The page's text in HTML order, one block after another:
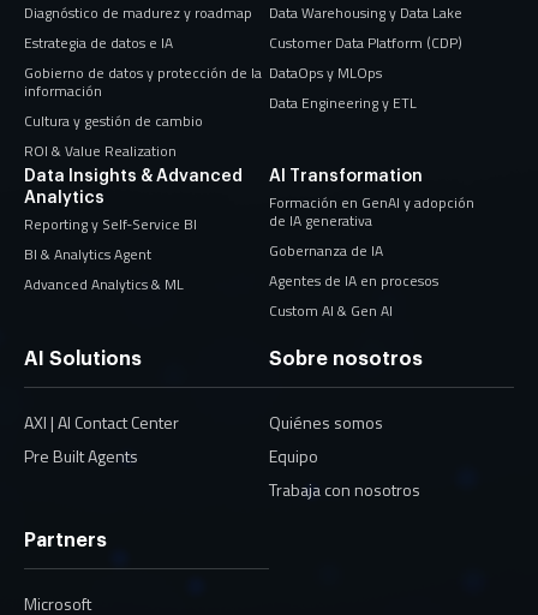
Diagnóstico de madurez y roadmap
Estrategia de datos e IA
Gobierno de datos y protección de la
información
Cultura y gestión de cambio
ROI & Value Realization
Data Warehousing y Data Lake
Customer Data Platform (CDP)
DataOps y MLOps
Data Engineering y ETL
Data Insights & Advanced
Analytics
Reporting y Self-Service BI
BI & Analytics Agent
Advanced Analytics & ML
AI Transformation
Formación en GenAI y adopción
de IA generativa
Gobernanza de IA
Agentes de IA en procesos
Custom AI & Gen AI
AI Solutions
AXI | AI Contact Center
Pre Built Agents
Sobre nosotros
Quiénes somos
Equipo
Trabaja con nosotros
Partners
Microsoft